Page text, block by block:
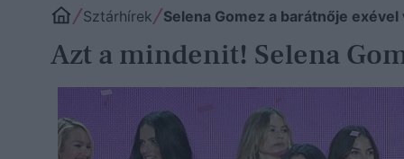
Sztárhírek Selena Gomez a barátnője
Azt a mindenit! Selena